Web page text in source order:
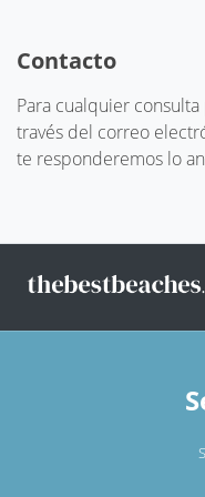
Contacto
Para cualquier
través del correo
te responderemos lo